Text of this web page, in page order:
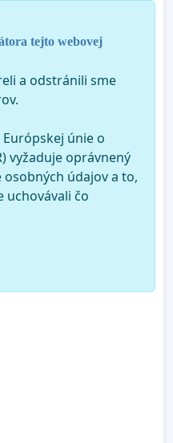
tejto webovej
a odstránili sme
únie o
vyžaduje oprávnený
údajov a to,
uchovávali čo